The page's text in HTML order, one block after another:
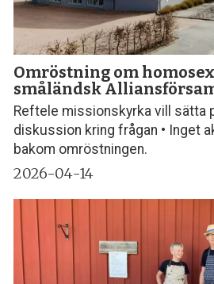
Omröstning om
småländsk
Reftele missionskyrka vill sätta
diskussion kring frågan • Inget
bakom omröstningen.
2026-04-14